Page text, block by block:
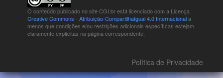
O conteúdo publicado no site CGI.br está licenciado com a Licença
Creative Commons - Atribuição-CompartilhaIgual 4.0 Internacionala
menos que condições e/ou restrições adicionais específicas estejam
claramente explícitas na página correspondente.
Política de Privacidade